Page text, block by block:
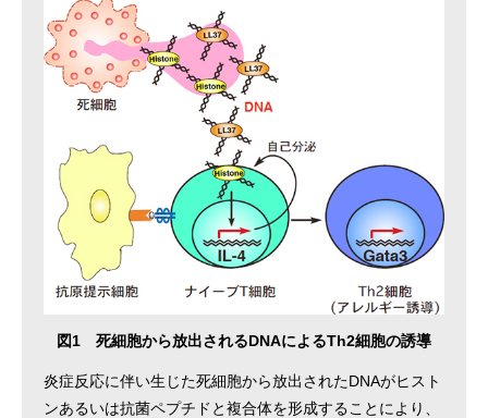
図1 死細胞から放出されるDNAによるTh2細胞の誘導
炎症反応に伴い生じた死細胞から放出されたDNAがヒスト
ンあるいは抗菌ペプチドと複合体を形成することにより、